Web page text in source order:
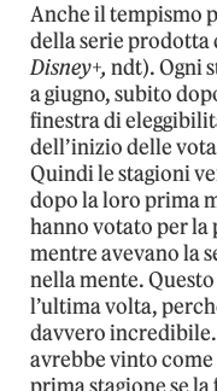
Anche il tempismo
della serie prodotta
Disney+, ndt). Ogni
a giugno, subito
finestra di
dell’inizio delle
Quindi le stagioni
dopo la loro prima
hanno votato per la
mentre avevano la
nella mente.
l’ultima volta,
davvero
avrebbe vinto